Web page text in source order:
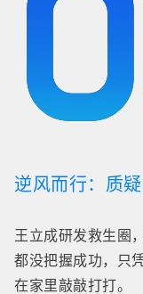
逆风而行：质
王立成研发救生圈
都没把握成功，只
在家里敲敲打打。